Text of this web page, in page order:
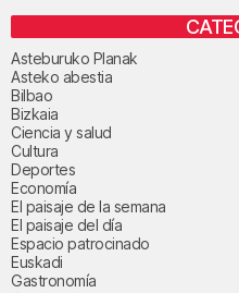
Asteburuko Planak
Asteko abestia
Bilbao
Bizkaia
Ciencia y salud
Cultura
Deportes
Economía
El paisaje de la semana
El paisaje del día
Espacio patrocinado
Euskadi
Gastronomía